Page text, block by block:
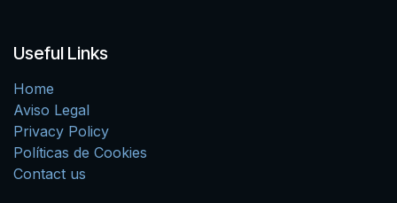
Useful Links
Home
Aviso Legal
Privacy Policy
Políticas de Cookies
Contact us